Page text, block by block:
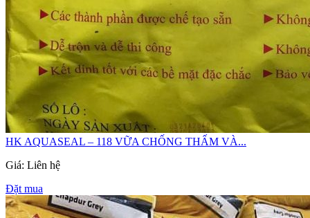
HK AQUASEAL – 118 VỮA CHỐNG THẤM VÀ...
Giá: Liên hệ
Đặt mua